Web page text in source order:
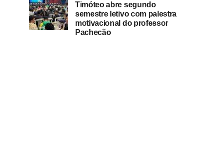
Timóteo abre segundo
semestre letivo com palestra
motivacional do professor
Pachecão